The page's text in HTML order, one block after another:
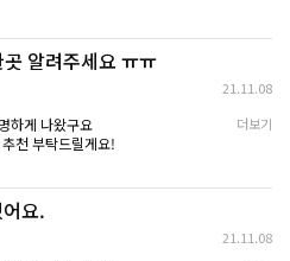
알려주세요 ㅠㅠ
21.11.08
하게 나왔구요
천 부탁드릴게요!
더보기
요.
21.11.08